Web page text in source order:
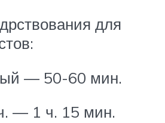
для
— 50-60 мин.
— 1 ч. 15 мин.